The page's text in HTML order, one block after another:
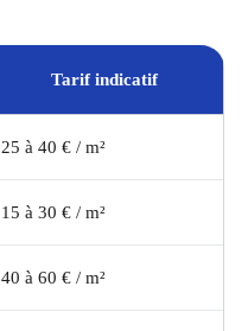
Tarif indicatif
25 à 40 € / m²
15 à 30 € / m²
40 à 60 € / m²